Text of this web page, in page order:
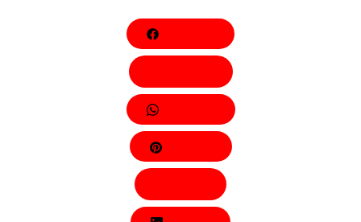
Whatsapp
Pinterest